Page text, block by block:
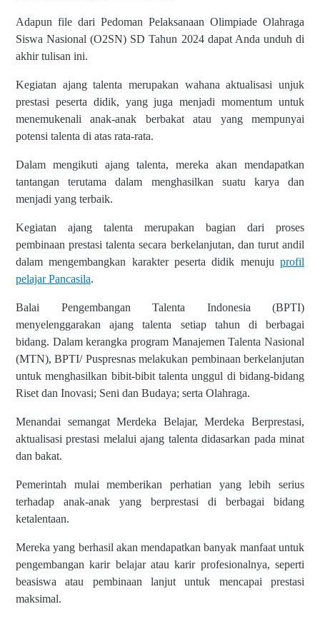
Adapun file dari Pedoman Pelaksanaan Olimpiade Olahraga
Siswa Nasional (O2SN) SD Tahun 2024 dapat Anda unduh di
akhir tulisan ini.
Kegiatan ajang talenta merupakan wahana aktualisasi unjuk
prestasi peserta didik, yang juga menjadi momentum untuk
menemukenali anak-anak berbakat atau yang mempunyai
potensi talenta di atas rata-rata.
Dalam mengikuti ajang talenta, mereka akan mendapatkan
tantangan terutama dalam menghasilkan suatu karya dan
menjadi yang terbaik.
Kegiatan ajang talenta merupakan bagian dari proses
pembinaan prestasi talenta secara berkelanjutan, dan turut andil
dalam mengembangkan karakter peserta didik menuju profil
pelajar Pancasila.
Balai Pengembangan Talenta Indonesia (BPTI)
menyelenggarakan ajang talenta setiap tahun di berbagai
bidang. Dalam kerangka program Manajemen Talenta Nasional
(MTN), BPTI/ Puspresnas melakukan pembinaan berkelanjutan
untuk menghasilkan bibit-bibit talenta unggul di bidang-bidang
Riset dan Inovasi; Seni dan Budaya; serta Olahraga.
Menandai semangat Merdeka Belajar, Merdeka Berprestasi,
aktualisasi prestasi melalui ajang talenta didasarkan pada minat
dan bakat.
Pemerintah mulai memberikan perhatian yang lebih serius
terhadap anak-anak yang berprestasi di berbagai bidang
ketalentaan.
Mereka yang berhasil akan mendapatkan banyak manfaat untuk
pengembangan karir belajar atau karir profesionalnya, seperti
beasiswa atau pembinaan lanjut untuk mencapai prestasi
maksimal.